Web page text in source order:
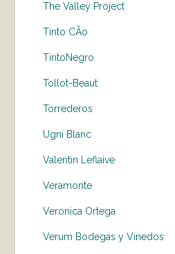
The Valley Project
Tinto CÃo
TintoNegro
Tollot-Beaut
Torrederos
Ugni Blanc
Valentin Leflaive
Veramonte
Veronica Ortega
Verum Bodegas y Vinedos